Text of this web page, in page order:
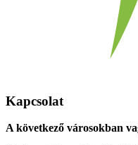
Kapcsolat
A következő városokban